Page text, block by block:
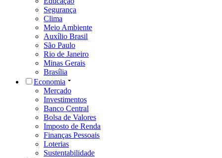
Segurança
Clima
Meio Ambiente
Auxílio Brasil
São Paulo
Rio de Janeiro
Minas Gerais
Brasília
Economia
Mercado
Investimentos
Banco Central
Bolsa de Valores
Imposto de Renda
Finanças Pessoais
Loterias
Sustentabilidade